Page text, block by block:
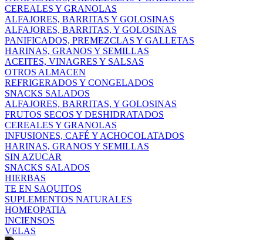
CEREALES Y GRANOLAS
ALFAJORES, BARRITAS Y GOLOSINAS
ALFAJORES, BARRITAS, Y GOLOSINAS
PANIFICADOS, PREMEZCLAS Y GALLETAS
HARINAS, GRANOS Y SEMILLAS
ACEITES, VINAGRES Y SALSAS
OTROS ALMACEN
REFRIGERADOS Y CONGELADOS
SNACKS SALADOS
ALFAJORES, BARRITAS, Y GOLOSINAS
FRUTOS SECOS Y DESHIDRATADOS
CEREALES Y GRANOLAS
INFUSIONES, CAFÉ Y ACHOCOLATADOS
HARINAS, GRANOS Y SEMILLAS
SIN AZUCAR
SNACKS SALADOS
HIERBAS
TE EN SAQUITOS
SUPLEMENTOS NATURALES
HOMEOPATIA
INCIENSOS
VELAS